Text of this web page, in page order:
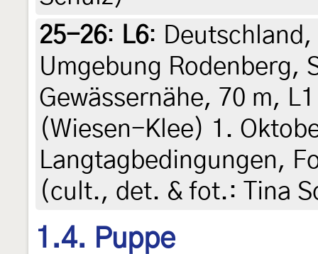
25-26: L6:
Umgebung Rodenberg,
Gewässernähe, 70 m,
(Wiesen-Klee) 1.
Langtagbedingungen,
(cult., det. & fot.: Tina
1.4. Puppe